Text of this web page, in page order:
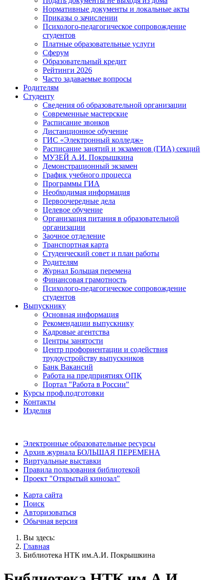
Нормативные документы и локальные акты
Приказы о зачислении
Психолого-педагогическое сопровождение
студентов
Платные образовательные услуги
Сферум
Образовательный кредит
Рейтинги 2026
Часто задаваемые вопросы
Родителям
Студенту
Сведения об образовательной организации
Современные мастерские
Расписание звонков
Дистанционное обучение
ГИС «Электронный колледж»
Расписание занятий и экзаменов (ГИА) секций
МУЗЕЙ А.И. Покрышкина
Демонстрационный экзамен
График учебного процесса
Программы ГИА
Необходимая информация
Первоочередные дела
Целевое обучение
Организация питания в образовательной
организации
Заочное отделение
Транспортная карта
Студенческий совет и план работы
Родителям
Журнал Большая перемена
Финансовая грамотность
Психолого-педагогическое сопровождение
студентов
Выпускнику
Основная информация
Рекомендации выпускнику
Кадровые агентства
Центры занятости
Центр профориентации и содействия
трудоустройству выпускников
Банк Вакансий
Работа на предприятиях ОПК
Портал "Работа в России"
Курсы проф.подготовки
Контакты
Изделия
Электронные образовательные ресурсы
Архив журнала БОЛЬШАЯ ПЕРЕМЕНА
Виртуальные выставки
Правила пользования библиотекой
Проект "Открытый кинозал"
Карта сайта
Поиск
Авторизоваться
Обычная версия
Вы здесь:
Главная
Библиотека НТК им.А.И. Покрышкина